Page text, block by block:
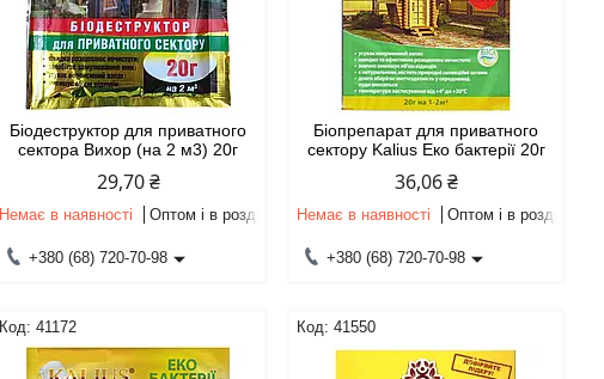
Біодеструктор для приватного
сектора Вихор (на 2 м3) 20г
29,70 ₴
Немає в наявності Оптом і в роздріб
+380 (68) 720-70-98
Біопрепарат для приватного
сектору Kalius Еко бактерії 20г
36,06 ₴
Немає в наявності Оптом і в роздріб
+380 (68) 720-70-98
41172 41550